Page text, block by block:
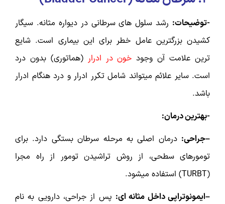
-توضیحات: رشد سلول های سرطانی در دیواره مثانه. سیگار
کشیدن بزرگترین عامل خطر برای این بیماری است. شایع
ترین علامت آن وجود خون در ادرار (هماتوری) بدون درد
است. سایر علائم میتواند شامل تکرر ادرار و درد هنگام ادرار
باشد.
-بهترین درمان:
–جراحی: درمان اصلی به مرحله سرطان بستگی دارد. برای
تومورهای سطحی، از روش تراشیدن تومور از راه مجرا
(TURBT) استفاده میشود.
–ایمونوتراپی داخل مثانه ای: پس از جراحی، دارویی به نام